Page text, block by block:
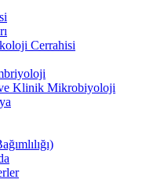
Cerrahisi
Klinik Mikrobiyoloji